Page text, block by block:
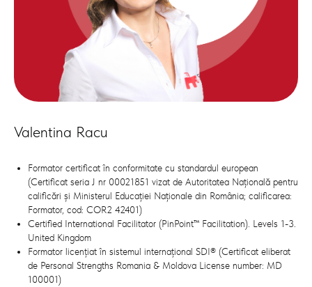
Valentina Racu
Formator certificat în conformitate cu standardul european
(Certificat seria J nr 00021851 vizat de Autoritatea Națională pentru
calificări și Ministerul Educației Naționale din România; calificarea:
Formator, cod: COR2 42401)
Certified International Facilitator (PinPoint™ Facilitation). Levels 1-3.
United Kingdom
Formator licențiat în sistemul internațional SDI® (Certificat eliberat
de Personal Strengths Romania & Moldova License number: MD
100001)